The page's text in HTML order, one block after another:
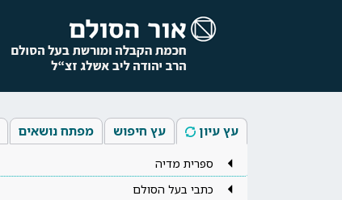
עץ עיון עץ חיפוש מפתח נושאים
ספרית מדיה
כתבי בעל הסולם